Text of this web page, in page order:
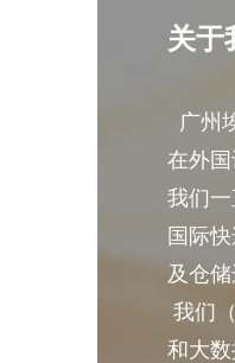
关于
广州
在外
我们
国际
及仓
我们（
和大